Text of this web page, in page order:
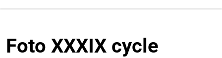
Foto XXXIX cycle